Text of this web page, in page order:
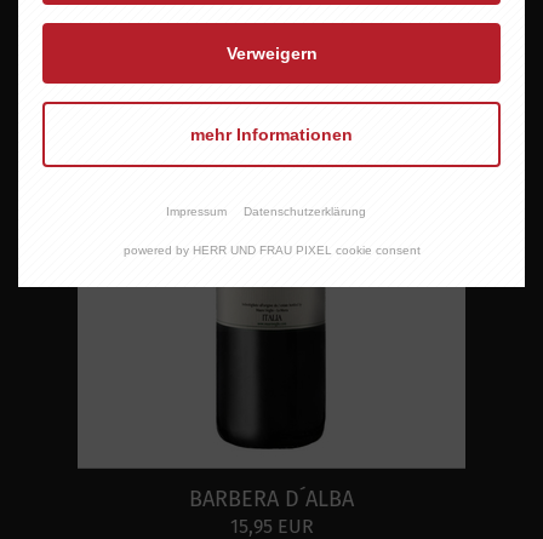
BARBERA D´ALBA
15,95 EUR
Verweigern
mehr Informationen
Impressum Datenschutzerklärung
powered by HERR UND FRAU PIXEL cookie consent